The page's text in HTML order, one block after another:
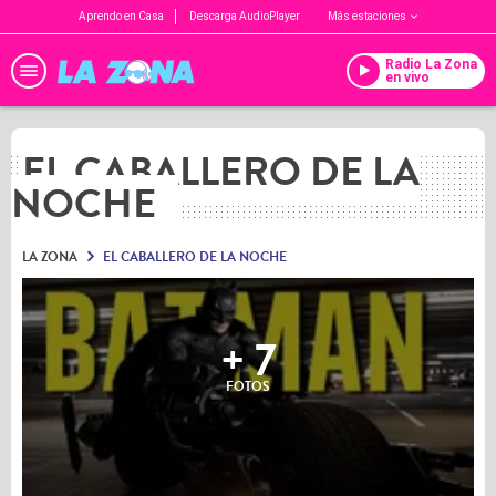
Aprendo en Casa Descarga AudioPlayer Más estaciones
Radio La Zona
en vivo
EL CABALLERO DE LA
NOCHE
LA ZONA EL CABALLERO DE LA NOCHE
+ 7
FOTOS